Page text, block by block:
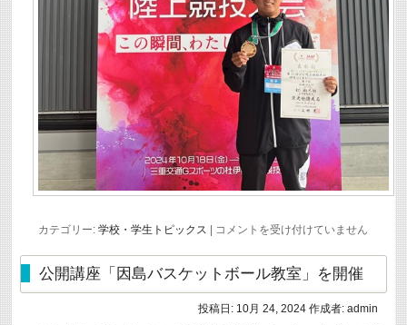
カテゴリー: 学校・学生トピックス
JOC
ュ
ニ
ア
オ
リ
コメントを受け付けていません
公開講座「因島バスケットボール教室」を開催
投稿日: 10月 24, 2024 作成者: admin